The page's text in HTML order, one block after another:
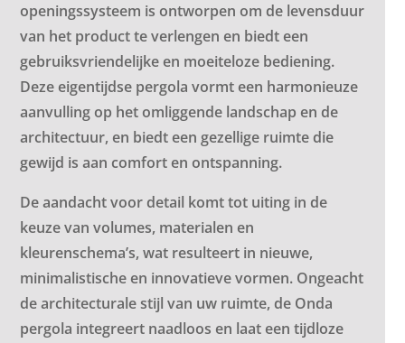
openingssysteem is ontworpen om de levensduur
van het product te verlengen en biedt een
gebruiksvriendelijke en moeiteloze bediening.
Deze eigentijdse pergola vormt een harmonieuze
aanvulling op het omliggende landschap en de
architectuur, en biedt een gezellige ruimte die
gewijd is aan comfort en ontspanning.
De aandacht voor detail komt tot uiting in de
keuze van volumes, materialen en
kleurenschema’s, wat resulteert in nieuwe,
minimalistische en innovatieve vormen. Ongeacht
de architecturale stijl van uw ruimte, de Onda
pergola integreert naadloos en laat een tijdloze